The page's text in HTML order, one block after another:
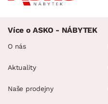
Více o ASKO - NÁBYTEK
O nás
Aktuality
Naše prodejny